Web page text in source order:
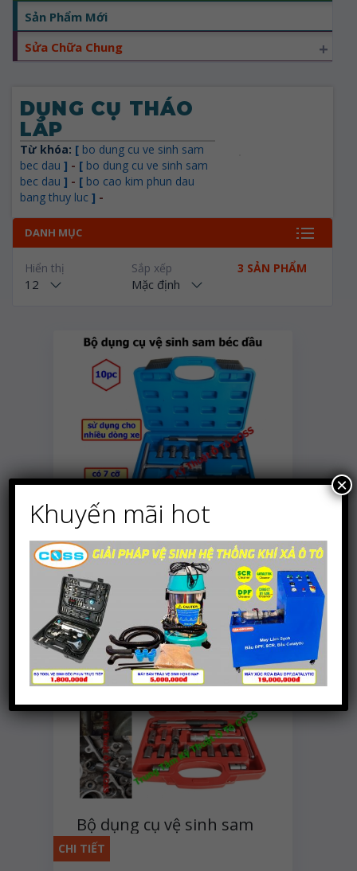
Sản Phẩm Mới
Sửa Chữa Chung
+
DỤNG CỤ THÁO
LẮP
Từ khóa: [ bo dung cu ve sinh sam
bec dau ] - [ bo dung cu ve sinh sam
bec dau ] - [ bo cao kim phun dau
bang thuy luc ] -
DANH MỤC
3 SẢN PHẨM
Sắp xếp
Mặc định
Hiển thị
12
Bộ dụng cụ vệ sinh sam
béc dầu 10 chi tiết
CHI TIẾT
Bộ dụng cụ vệ sinh sam
béc dầu 17 chi tiết
CHI TIẾT
Khuyến mãi hot
×